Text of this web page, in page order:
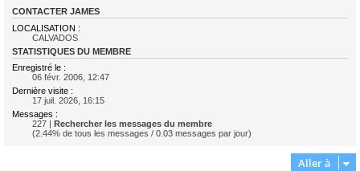
e
CONTACTER JAMES
LOCALISATION :
CALVADOS
STATISTIQUES DU MEMBRE
Enregistré le :
06 févr. 2006, 12:47
Dernière visite :
17 juil. 2026, 16:15
Messages :
227 | Rechercher les messages du membre
(2.44% de tous les messages / 0.03 messages par jour)
Aller à